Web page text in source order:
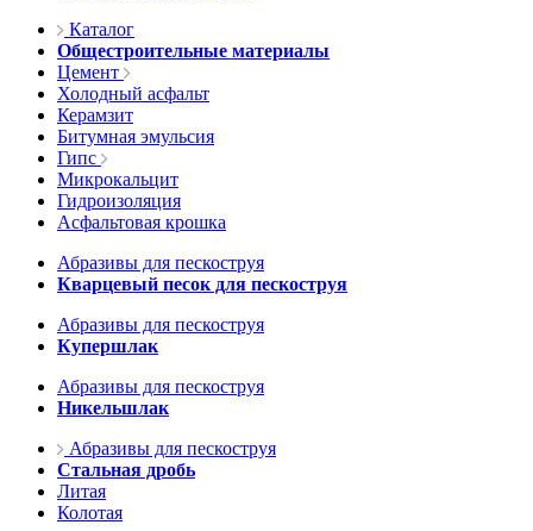
Каталог
Общестроительные материалы
Цемент
Холодный асфальт
Керамзит
Битумная эмульсия
Гипс
Микрокальцит
Гидроизоляция
Асфальтовая крошка
Абразивы для пескоструя
Кварцевый песок для пескоструя
Абразивы для пескоструя
Купершлак
Абразивы для пескоструя
Никельшлак
Абразивы для пескоструя
Стальная дробь
Литая
Колотая